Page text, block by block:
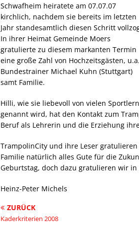
Schwafheim heiratete am 07.07.07
kirchlich, nachdem sie bereits im letzten
Jahr standesamtlich diesen Schritt
In ihrer Heimat Gemeinde Moers
gratulierte zu diesem markanten Termin
eine große Zahl von Hochzeitsgästen, u.a.
Bundestrainer Michael Kuhn (Stuttgart)
samt Familie.
Hilli, wie sie liebevoll von vielen Sportlern
genannt wird, hat den Kontakt zum
Beruf als Lehrerin und die Erziehung
TrampolinCity und ihre Leser
Familie natürlich alles Gute für die
Geburtstag, doch dazu gratulieren wir in
Heinz-Peter Michels
ZURÜCK
Kaderkriterien 2008